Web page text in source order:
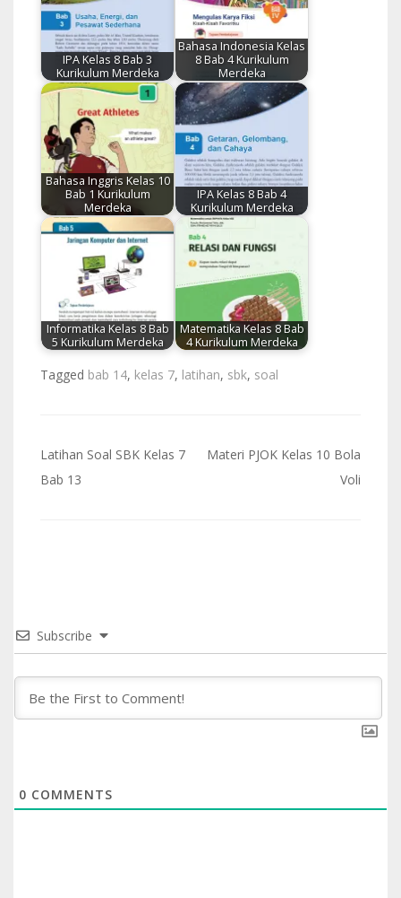
IPA Kelas 8 Bab 3
Kurikulum Merdeka
Bahasa Indonesia Kelas
8 Bab 4 Kurikulum
Merdeka
Bahasa Inggris Kelas 10
Bab 1 Kurikulum
Merdeka
IPA Kelas 8 Bab 4
Kurikulum Merdeka
Informatika Kelas 8 Bab
5 Kurikulum Merdeka
Matematika Kelas 8 Bab
4 Kurikulum Merdeka
Tagged bab 14, kelas 7, latihan, sbk, soal
Navigasi
pos
Latihan Soal SBK Kelas 7
Bab 13
Materi PJOK Kelas 10 Bola
Voli
Subscribe
0 COMMENTS